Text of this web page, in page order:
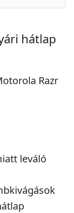
hátlap
Razr
leváló